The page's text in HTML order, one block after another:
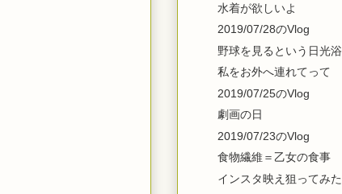
水着が欲しいよ
2019/07/28のVlog
野球を見るという日光浴
私をお外へ連れてって
2019/07/25のVlog
劇画の日
2019/07/23のVlog
食物繊維＝乙女の食事
インスタ映え狙ってみた